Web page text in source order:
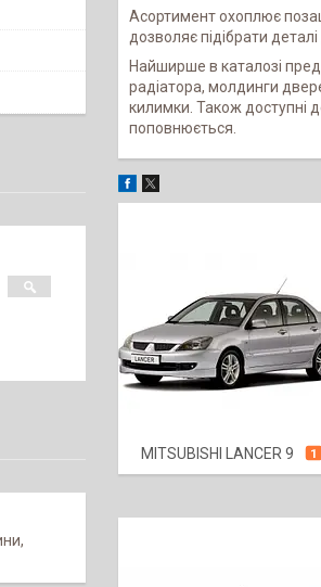
Асортимент охоплює
дозволяє підібрати
Найширше в каталозі
радіатора, молдинги
килимки. Також доступні
поповнюється.
MITSUBISHI LANCER 9 1